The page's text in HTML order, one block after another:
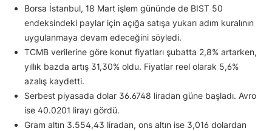
Borsa İstanbul, 18 Mart işlem gününde de BIST 50
endeksindeki paylar için açığa satışa yukarı adım kuralının
uygulanmaya devam edeceğini söyledi.
TCMB verilerine göre konut fiyatları şubatta 2,8% artarken,
yıllık bazda artış 31,30% oldu. Fiyatlar reel olarak 5,6%
azalış kaydetti.
Serbest piyasada dolar 36.6748 liradan güne başladı. Avro
ise 40.0201 lirayı gördü.
Gram altın 3.554,43 liradan, ons altın ise 3,016 dolardan